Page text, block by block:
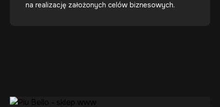
na realizację założonych celów biznesowych.